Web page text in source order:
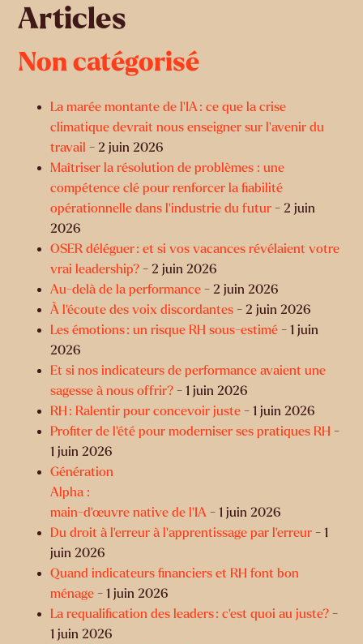
Articles
Non catégorisé
La marée montante de l’IA : ce que la crise
climatique devrait nous enseigner sur l’avenir du
travail - 2 juin 2026
Maîtriser la résolution de problèmes : une
compétence clé pour renforcer la fiabilité
opérationnelle dans l’industrie du futur - 2 juin
2026
OSER déléguer : et si vos vacances révélaient votre
vrai leadership? - 2 juin 2026
Au-delà de la performance - 2 juin 2026
À l’écoute des voix discordantes - 2 juin 2026
Les émotions : un risque RH sous-estimé - 1 juin
2026
Et si nos indicateurs de performance avaient une
sagesse à nous offrir? - 1 juin 2026
RH : Ralentir pour concevoir juste - 1 juin 2026
Profiter de l’été pour moderniser ses pratiques RH -
1 juin 2026
Génération
Alpha :
main-d’œuvre native de l’IA - 1 juin 2026
Du droit à l’erreur à l’apprentissage par l’erreur - 1
juin 2026
Quand indicateurs financiers et RH font bon
ménage - 1 juin 2026
La requalification des leaders : c’est quoi au juste? -
1 juin 2026